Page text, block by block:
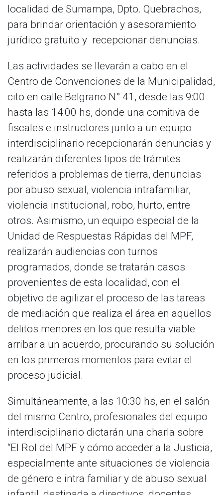
localidad de Sumampa, Dpto. Quebrachos,
para brindar orientación y asesoramiento
jurídico gratuito y recepcionar denuncias.
Las actividades se llevarán a cabo en el
Centro de Convenciones de la Municipalidad,
cito en calle Belgrano N° 41, desde las 9:00
hasta las 14:00 hs, donde una comitiva de
fiscales e instructores junto a un equipo
interdisciplinario recepcionarán denuncias y
realizarán diferentes tipos de trámites
referidos a problemas de tierra, denuncias
por abuso sexual, violencia intrafamiliar,
violencia institucional, robo, hurto, entre
otros. Asimismo, un equipo especial de la
Unidad de Respuestas Rápidas del MPF,
realizarán audiencias con turnos
programados, donde se tratarán casos
provenientes de esta localidad, con el
objetivo de agilizar el proceso de las tareas
de mediación que realiza el área en aquellos
delitos menores en los que resulta viable
arribar a un acuerdo, procurando su solución
en los primeros momentos para evitar el
proceso judicial.
Simultáneamente, a las 10:30 hs, en el salón
del mismo Centro, profesionales del equipo
interdisciplinario dictarán una charla sobre
“El Rol del MPF y cómo acceder a la Justicia,
especialmente ante situaciones de violencia
de género e intra familiar y de abuso sexual